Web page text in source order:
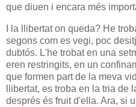
que diuen i encara més
I la llibertat on queda? He
segons com es vegi, poc
dubtós. L'he trobat en una
eren restringits, en un
que formen part de la meva
llibertat, es troba en la tria de
després és fruit d'ella. Ara, si